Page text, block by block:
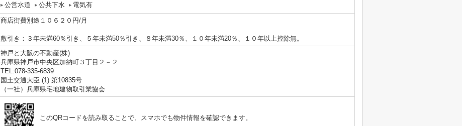
公営水道 公共下水 電気有
商店街費別途１０６２０円/月
敷引き：３年未満60％引き、５年未満50％引き、８年未満30％、１０年未満20％、１０年以上控除無。
神戸と大阪の不動産(株)
兵庫県神戸市中央区加納町３丁目２－２
TEL:078-335-6839
国土交通大臣 (1) 第10835号
（一社）兵庫県宅地建物取引業協会
このQRコードを読み取ることで、スマホでも物件情報を確認できます。